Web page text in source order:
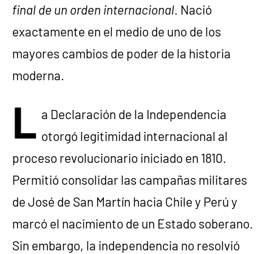
final de un orden internacional. Nació
exactamente en el medio de uno de los
mayores cambios de poder de la historia
moderna.
L a Declaración de la Independencia
otorgó legitimidad internacional al
proceso revolucionario iniciado en 1810.
Permitió consolidar las campañas militares
de José de San Martín hacia Chile y Perú y
marcó el nacimiento de un Estado soberano.
Sin embargo, la independencia no resolvió